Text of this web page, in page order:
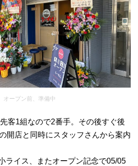
オープン前、準備中
客1組なので2番手。その後すぐ後
開店と同時にスタッフさんから案内
ライス、またオープン記念で05/05